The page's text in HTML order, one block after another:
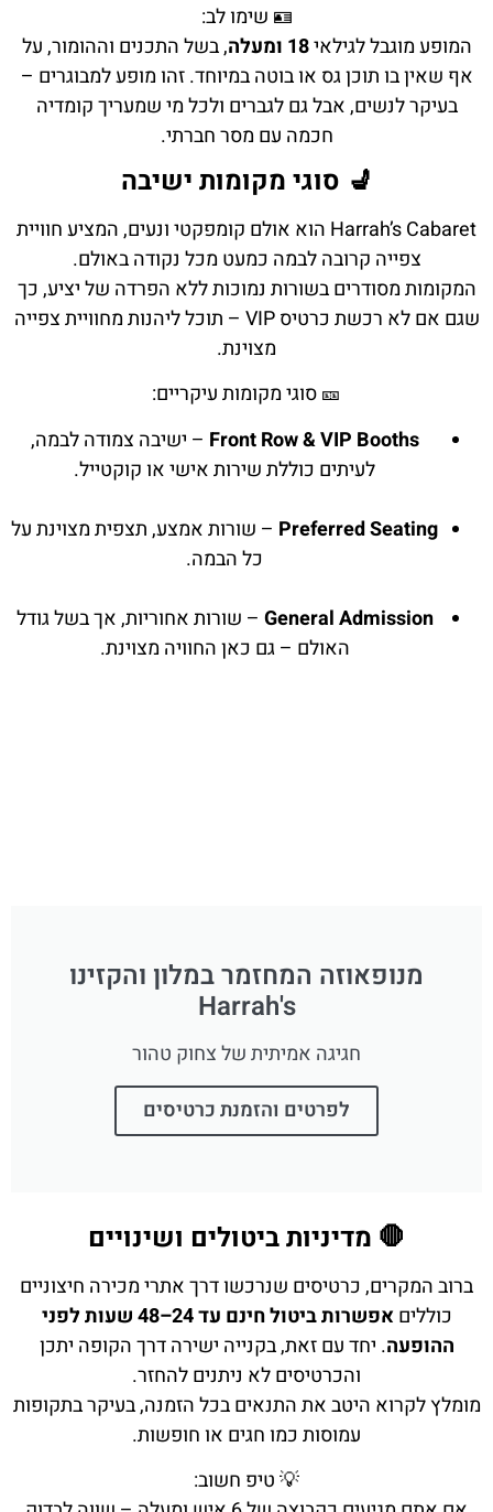
🪪 שימו לב:
המופע מוגבל לגילאי18 ומעלה
, בשל התכנים וההומור, על
אף שאין בו תוכן גס או בוטה במיוחד. זהו מופע למבוגרים –
בעיקר לנשים, אבל גם לגברים ולכל מי שמעריך קומדיה
חכמה עם מסר חברתי.
💺 סוגי מקומות ישיבה
Harrah’s Cabaret הוא אולם קומפקטי ונעים, המציע חוויית
צפייה קרובה לבמה כמעט מכל נקודה באולם.
המקומות מסודרים בשורות נמוכות ללא הפרדה של יציע, כך
שגם אם לא רכשת כרטיס VIP – תוכל ליהנות מחוויית צפייה
מצוינת.
🎫 סוגי מקומות עיקריים:
Front Row & VIP Booths – ישיבה צמודה לבמה,
לעיתים כוללת שירות אישי או קוקטייל.
Preferred Seating – שורות אמצע, תצפית מצוינת על
כל הבמה.
General Admission – שורות אחוריות, אך בשל גודל
האולם – גם כאן החוויה מצוינת.
מנופאוזה המחזמר במלון והקזינו
Harrah's
חגיגה אמיתית של צחוק טהור
לפרטים והזמנת כרטיסים
🛑 מדיניות ביטולים ושינויים
ברוב המקרים, כרטיסים שנרכשו דרך אתרי מכירה חיצוניים
כוללים
אפשרות ביטול חינם עד 24–48 שעות לפני
ההופעה. יחד עם זאת, בקנייה ישירה דרך הקופה יתכן
והכרטיסים לא ניתנים להחזר.
מומלץ לקרוא היטב את התנאים בכל הזמנה, בעיקר בתקופות
עמוסות כמו חגים או חופשות.
💡 טיפ חשוב: